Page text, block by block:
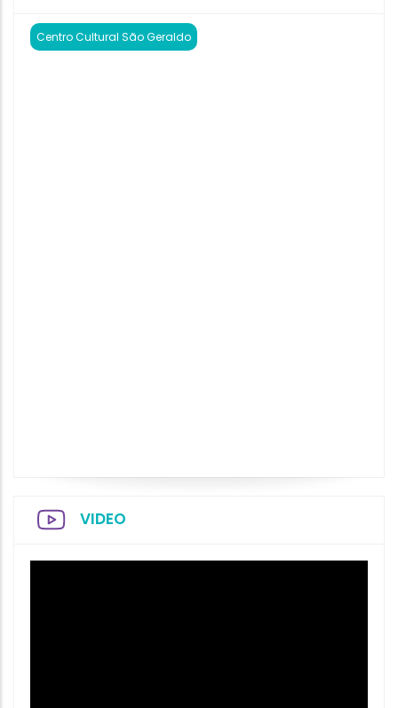
Centro Cultural São Geraldo
VIDEO